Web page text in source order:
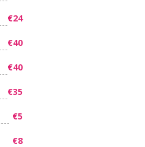
€24
€40
€40
€35
€5
€8